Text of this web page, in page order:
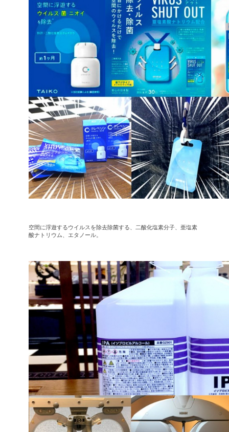
空間に浮遊するウイルスを除去除菌する、二酸化塩素分子、亜塩素
酸ナトリウム、エタノール。